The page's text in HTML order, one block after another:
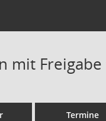
mit
Termine